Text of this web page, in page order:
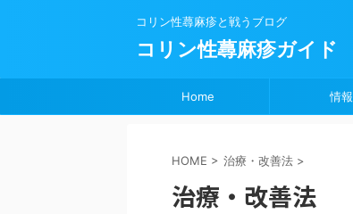
コリン性蕁麻疹と戦うブログ
コリン性蕁麻疹ガイド
Home 情報
HOME > 治療・改善法 >
治療・改善法